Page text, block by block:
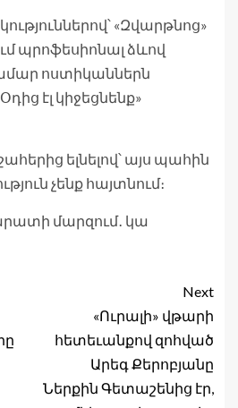
«Զվարթնոց»
պրոֆեսիոնալ ձևով
ոստիկաններն
էլ կիջեցնենք»
ելնելով՝ այս պահին
չենք հայտնում։
Next
«Ուրալի» վթարի
հետեւանքով զոհված
Արեգ Քերոբյանը
Ներքին Գետաշենից էր,